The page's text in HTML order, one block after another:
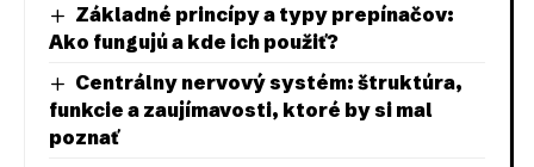
Základné princípy a typy prepínačov:
Ako fungujú a kde ich použiť?
Centrálny nervový systém: štruktúra,
funkcie a zaujímavosti, ktoré by si mal
poznať